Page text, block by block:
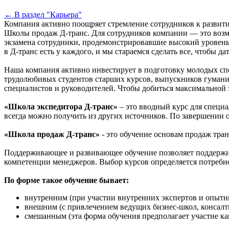
← В раздел "Карьера"
Компания активно поощряет стремление сотрудников к
Школы продаж Д-транс. Для сотрудников компании — это
экзамена сотрудники, продемонстрировавшие высокий
в Д-транс есть у каждого, и мы стараемся сделать все, чтобы
Наша компания активно инвестирует в подготовку молодых
трудолюбивых студентов старших курсов, выпускников
специалистов и руководителей. Чтобы добиться
«Школа экспедитора Д-транс» – это вводный курс для
всегда можно получить из других источников. По завершении
«Школа продаж Д-транс» - это обучение основам продаж
Поддерживающее и развивающее обучение позволяет
компетенции менеджеров. Выбор курсов определяется
По форме такое обучение бывает:
внутренним (при участии внутренних экспертов и
внешним (с привлечением ведущих бизнес-школ,
смешанным (эта форма обучения предполагает участие